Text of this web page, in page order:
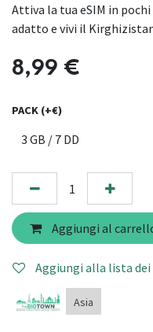
Attiva la tua eSIM in
adatto e vivi il
8,99 €
PACK (+€)
Aggiungi al
Aggiungi alla lista dei
Asia